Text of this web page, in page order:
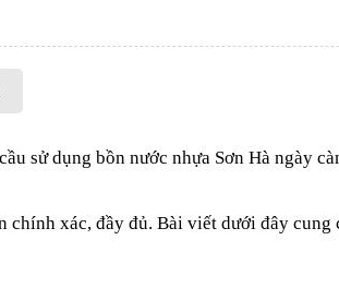
sử dụng bồn nước nhựa Sơn Hà ngày
chính xác, đầy đủ. Bài viết dưới đây cung